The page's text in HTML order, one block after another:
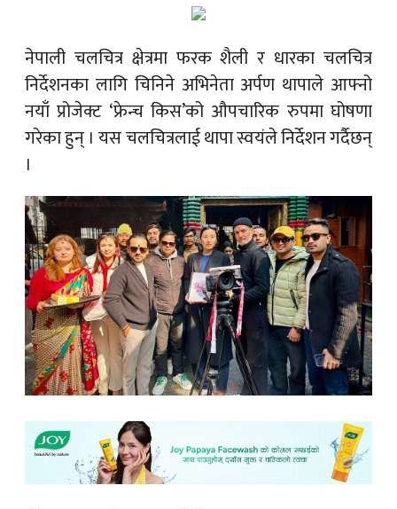
नेपाली चलचित्र क्षेत्रमा फरक शैली र धारका चलचित्र
निर्देशनका लागि चिनिने अभिनेता अर्पण थापाले आफ्नो
नयाँ प्रोजेक्ट ‘फ्रेन्च किस’को औपचारिक रुपमा घोषणा
गरेका हुन् । यस चलचित्रलाई थापा स्वयंले निर्देशन गर्दैछन्
।